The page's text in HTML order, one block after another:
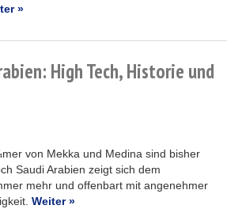
»
High Tech, Historie und
von Mekka und Medina sind bisher
Saudi Arabien zeigt sich dem
mehr und offenbart mit angenehmer
Weiter »